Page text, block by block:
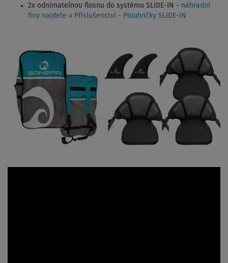
2x odnímatelnou flosnu do systému SLIDE-IN - náhradní
finy najdete v Příslušenství - Ploutvičky SLIDE-IN